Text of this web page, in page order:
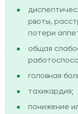
рвоты,
потери
общая
головная
тахикардия;
понижение